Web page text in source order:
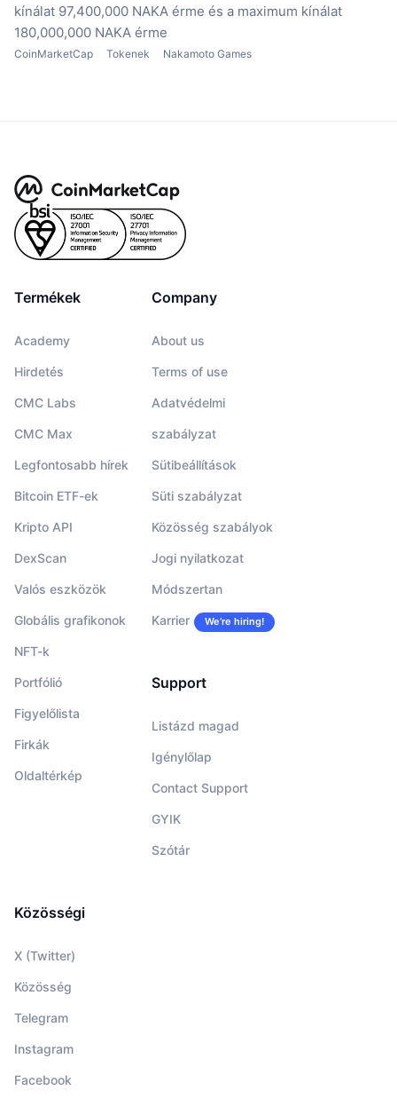
kínálat 97,400,000 NAKA érme és a maximum kínálat
180,000,000 NAKA érme
CoinMarketCap Tokenek Nakamoto Games
Termékek
Academy
Hirdetés
CMC Labs
CMC Max
Legfontosabb hírek
Bitcoin ETF-ek
Kripto API
DexScan
Valós eszközök
Globális grafikonok
NFT-k
Portfólió
Figyelőlista
Firkák
Oldaltérkép
Company
About us
Terms of use
Adatvédelmi
szabályzat
Sütibeállítások
Süti szabályzat
Közösség szabályok
Jogi nyilatkozat
Módszertan
Karrier We’re hiring!
Support
Listázd magad
Igénylőlap
Contact Support
GYIK
Szótár
Közösségi
X (Twitter)
Közösség
Telegram
Instagram
Facebook